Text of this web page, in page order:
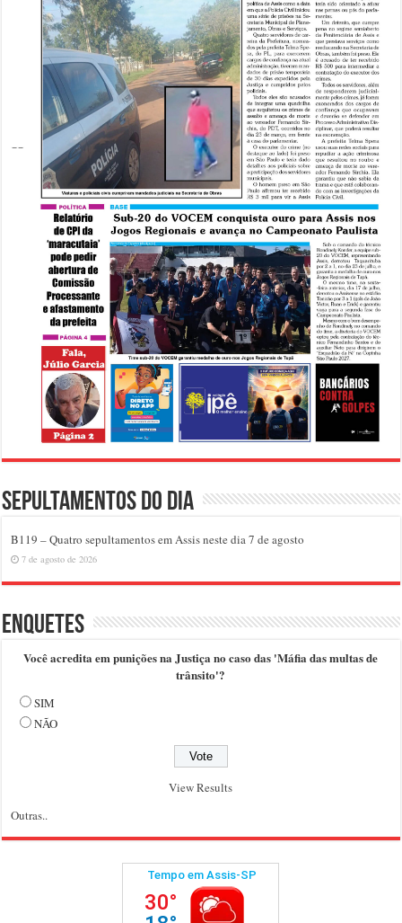
Sepultamentos do dia
B119 – Quatro sepultamentos em Assis neste dia 7 de agosto
7 de agosto de 2026
Enquetes
Você acredita em punições na Justiça no caso das 'Máfia das multas de
trânsito'?
SIM
NÃO
View Results
Outras..